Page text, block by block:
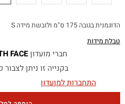
הדוגמנית בגובה 175 ס"מ ולובשת מידה S
טבלת מידות
חברי מועדוןTHE NORTH FACE
בקנייה זו ניתן לצבור כ-14
התחברות למועדון